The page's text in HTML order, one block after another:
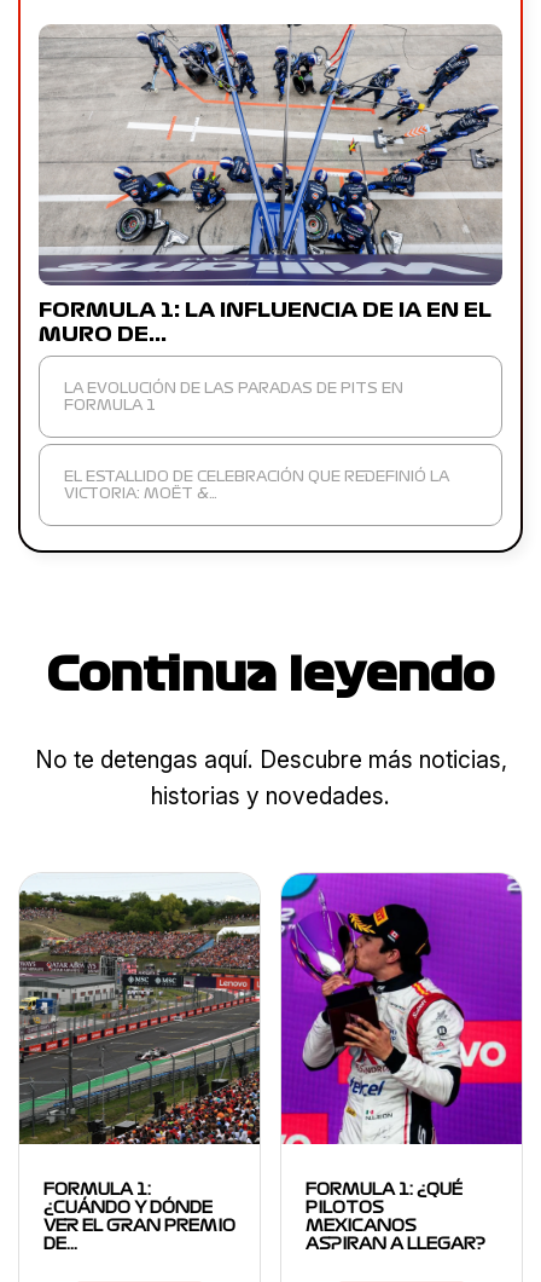
FORMULA 1: LA INFLUENCIA DE IA EN EL
MURO DE…
LA EVOLUCIÓN DE LAS PARADAS DE PITS EN
FORMULA 1
EL ESTALLIDO DE CELEBRACIÓN QUE REDEFINIÓ LA
VICTORIA: MOËT &…
Continua leyendo
No te detengas aquí. Descubre más noticias,
historias y novedades.
FORMULA 1:
¿CUÁNDO Y DÓNDE
VER EL GRAN PREMIO
DE…
FORMULA 1: ¿QUÉ
PILOTOS
MEXICANOS
ASPIRAN A LLEGAR?